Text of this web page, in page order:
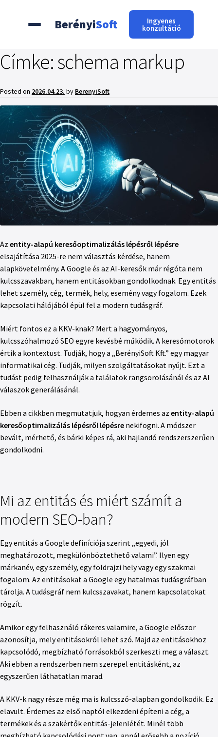
BerényiSoft Ingyenes
konzultáció
Címke:schema markup
Posted on 2026.04.23. by BerenyiSoft
Az entity-alapú keresőoptimalizálás lépésről lépésre
elsajátítása 2025-re nem választás kérdése, hanem
alapkövetelmény. A Google és az AI-keresők már régóta nem
kulcsszavakban, hanem entitásokban gondolkodnak. Egy entitás
lehet személy, cég, termék, hely, esemény vagy fogalom. Ezek
kapcsolati hálójából épül fel a modern tudásgráf.
Miért fontos ez a KKV-knak? Mert a hagyományos,
kulcsszóhalmozó SEO egyre kevésbé működik. A keresőmotorok
értik a kontextust. Tudják, hogy a „BerényiSoft Kft.” egy magyar
informatikai cég. Tudják, milyen szolgáltatásokat nyújt. Ezt a
tudást pedig felhasználják a találatok rangsorolásánál és az AI
válaszok generálásánál.
Ebben a cikkben megmutatjuk, hogyan érdemes az entity-alapú
keresőoptimalizálás lépésről lépésre nekifogni. A módszer
bevált, mérhető, és bárki képes rá, aki hajlandó rendszerszerűen
gondolkodni.
Mi az entitás és miért számít a
modern SEO-ban?
Egy entitás a Google definíciója szerint „egyedi, jól
meghatározott, megkülönböztethető valami”. Ilyen egy
márkanév, egy személy, egy földrajzi hely vagy egy szakmai
fogalom. Az entitásokat a Google egy hatalmas tudásgráfban
tárolja. A tudásgráf nem kulcsszavakat, hanem kapcsolatokat
rögzít.
Amikor egy felhasználó rákeres valamire, a Google először
azonosítja, mely entitásokról lehet szó. Majd az entitásokhoz
kapcsolódó, megbízható forrásokból szerkeszti meg a választ.
Aki ebben a rendszerben nem szerepel entitásként, az
egyszerűen láthatatlan marad.
A KKV-k nagy része még ma is kulcsszó-alapban gondolkodik. Ez
elavult. Érdemes az első naptól elkezdeni építeni a cég, a
termékek és a szakértők entitás-jelenlétét. Minél több